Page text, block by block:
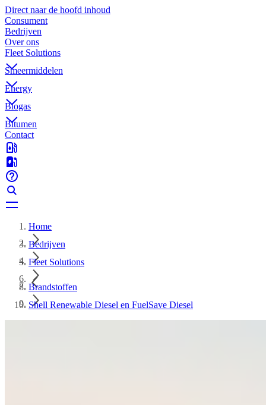
Direct naar de hoofd inhoud
Consument
Bedrijven
Over ons
Fleet Solutions
Smeermiddelen
Energy
Biogas
Bitumen
Contact
Home
Bedrijven
Fleet Solutions
Brandstoffen
Shell Renewable Diesel en FuelSave Diesel